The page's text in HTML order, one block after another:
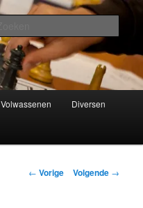
Volwassenen Diversen
Bericht
← Vorige Volgende →